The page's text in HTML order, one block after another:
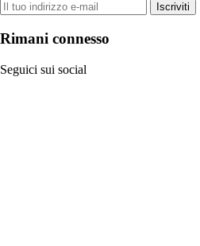
Iscriviti
Rimani connesso
Seguici sui social